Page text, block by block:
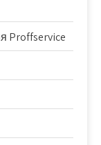
Proffservice